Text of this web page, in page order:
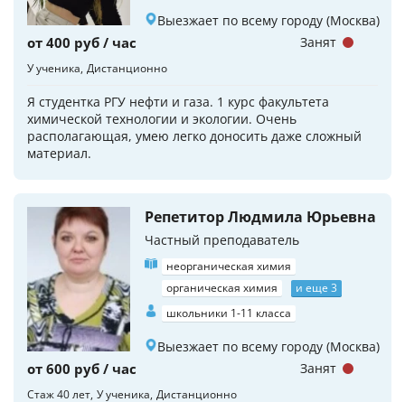
Выезжает по всему городу (Москва)
от 400 руб / час
У ученика Дистанционно
Я студентка РГУ нефти и газа. 1 курс факультета
химической технологии и экологии. Очень
располагающая, умею легко доносить даже сложный
материал.
Занят
Репетитор Людмила Юрьевна
Частный преподаватель
неорганическая химия
органическая химия
и еще 3
школьники 1-11 класса
Выезжает по всему городу (Москва)
от 600 руб / час
Стаж 40 лет У ученика Дистанционно
Занят